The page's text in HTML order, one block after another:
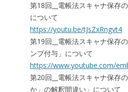
第18回__電帳法スキャナ保存
について
https://youtu.be/tJsZxRngvt4
第19回__電帳法スキャナ保存
ンプ付与」について
https://www.youtube.com/
第20回__電帳法スキャナ保存
か」の解釈間違い」について